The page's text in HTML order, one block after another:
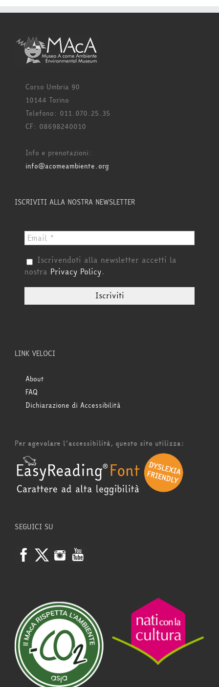
Corso Umbria 90
10144 Torino
Telefono: 011.070.25.35
CF: 08698240010
Info e prenotazioni:
info@acomeambiente.org
ISCRIVITI ALLA NOSTRA NEWSLETTER
Iscrivendoti alla newsletter accetti la
nostra Privacy Policy.
LINK VELOCI
About
FAQ
Dichiarazione di Accessibilità
Per agevolare l'accessibilità, questo sito utilizza:
SEGUICI SU